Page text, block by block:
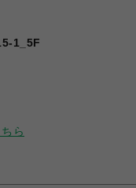
1_5F
ちら